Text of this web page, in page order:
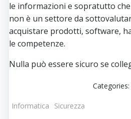
le informazioni e sopratutto
non è un settore da
acquistare prodotti, software,
le competenze.
Nulla può essere sicuro se
Categories:
Informatica
Sicurezza